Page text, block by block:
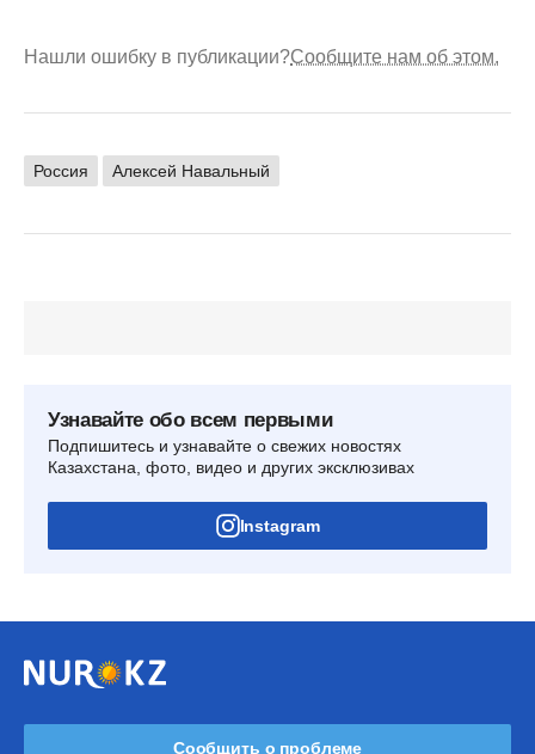
Нашли ошибку в публикации?Сообщите нам об этом.
Россия Алексей Навальный
Узнавайте обо всем первыми
Подпишитесь и узнавайте о свежих новостях
Казахстана, фото, видео и других эксклюзивах
Instagram
Сообщить о проблеме